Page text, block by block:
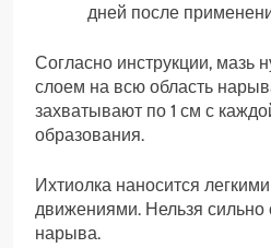
дней после
Согласно инструкции, мазь
слоем на всю область
захватывают по 1 см с
образования.
Ихтиолка наносится
движениями. Нельзя сильно
нарыва.